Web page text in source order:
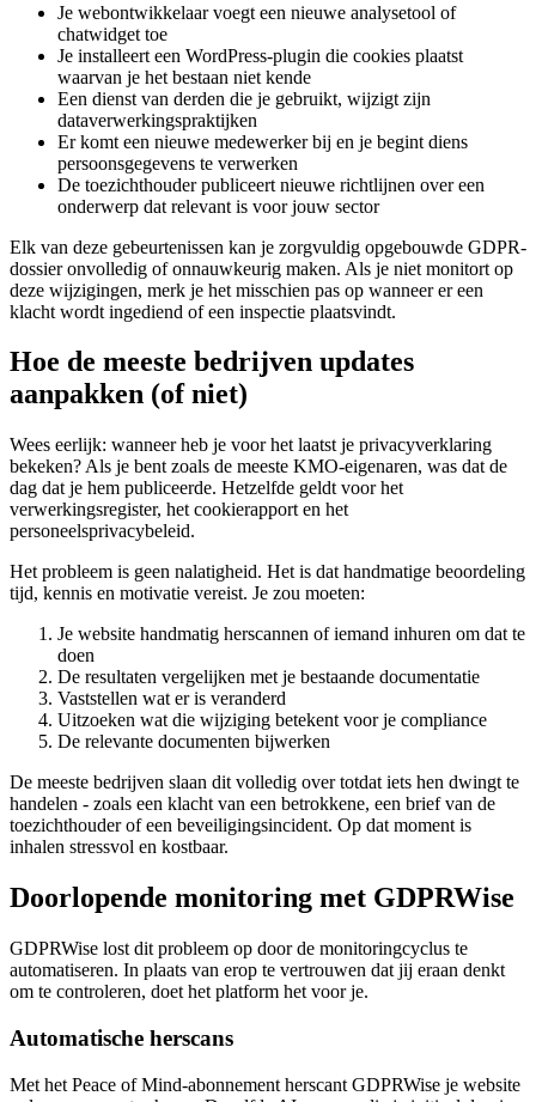
Je webontwikkelaar voegt een nieuwe analysetool of
chatwidget toe
Je installeert een WordPress-plugin die cookies plaatst
waarvan je het bestaan niet kende
Een dienst van derden die je gebruikt, wijzigt zijn
dataverwerkingspraktijken
Er komt een nieuwe medewerker bij en je begint diens
persoonsgegevens te verwerken
De toezichthouder publiceert nieuwe richtlijnen over een
onderwerp dat relevant is voor jouw sector
Elk van deze gebeurtenissen kan je zorgvuldig opgebouwde GDPR-
dossier onvolledig of onnauwkeurig maken. Als je niet monitort op
deze wijzigingen, merk je het misschien pas op wanneer er een
klacht wordt ingediend of een inspectie plaatsvindt.
Hoe de meeste bedrijven updates
aanpakken (of niet)
Wees eerlijk: wanneer heb je voor het laatst je privacyverklaring
bekeken? Als je bent zoals de meeste KMO-eigenaren, was dat de
dag dat je hem publiceerde. Hetzelfde geldt voor het
verwerkingsregister, het cookierapport en het
personeelsprivacybeleid.
Het probleem is geen nalatigheid. Het is dat handmatige beoordeling
tijd, kennis en motivatie vereist. Je zou moeten:
Je website handmatig herscannen of iemand inhuren om dat te
doen
De resultaten vergelijken met je bestaande documentatie
Vaststellen wat er is veranderd
Uitzoeken wat die wijziging betekent voor je compliance
De relevante documenten bijwerken
De meeste bedrijven slaan dit volledig over totdat iets hen dwingt te
handelen - zoals een klacht van een betrokkene, een brief van de
toezichthouder of een beveiligingsincident. Op dat moment is
inhalen stressvol en kostbaar.
Doorlopende monitoring met GDPRWise
GDPRWise lost dit probleem op door de monitoringcyclus te
automatiseren. In plaats van erop te vertrouwen dat jij eraan denkt
om te controleren, doet het platform het voor je.
Automatische herscans
Met het Peace of Mind-abonnement herscant GDPRWise je website